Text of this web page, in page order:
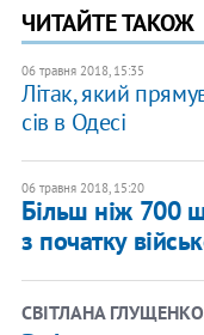
ЧИТАЙТЕ ТАКОЖ
06 травня 2018, 15:35
Літак, який
сів в Одесі
06 травня 2018, 15:20
Більш ніж 700
з початку
СВІТЛАНА ГЛУЩЕНКО